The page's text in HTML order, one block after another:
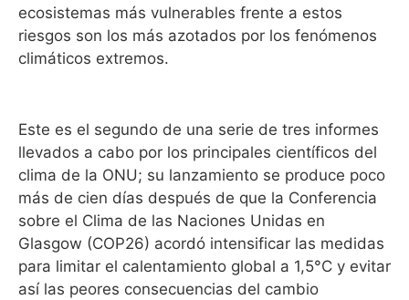
ecosistemas más vulnerables frente a estos
riesgos son los más azotados por los fenómenos
climáticos extremos.
Este es el segundo de una serie de tres informes
llevados a cabo por los principales científicos del
clima de la ONU; su lanzamiento se produce poco
más de cien días después de que la Conferencia
sobre el Clima de las Naciones Unidas en
Glasgow (COP26) acordó intensificar las medidas
para limitar el calentamiento global a 1,5°C y evitar
así las peores consecuencias del cambio